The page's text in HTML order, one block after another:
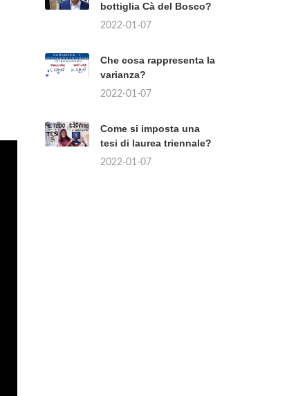
bottiglia Cà del Bosco?
2022-01-07
Che cosa rappresenta la
varianza?
2022-01-07
Come si imposta una
tesi di laurea triennale?
2022-01-07